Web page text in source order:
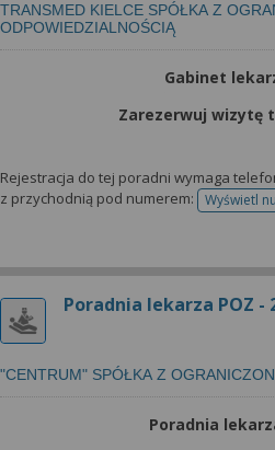
TRANSMED KIELCE SPÓŁKA Z
ODPOWIEDZIALNOŚCIĄ
Gabinet
Zarezerwuj wizytę
Rejestracja do tej poradni wymaga
z przychodnią pod numerem:
Wyświetl
Poradnia lekarza POZ -
"CENTRUM" SPÓŁKA Z
Poradnia